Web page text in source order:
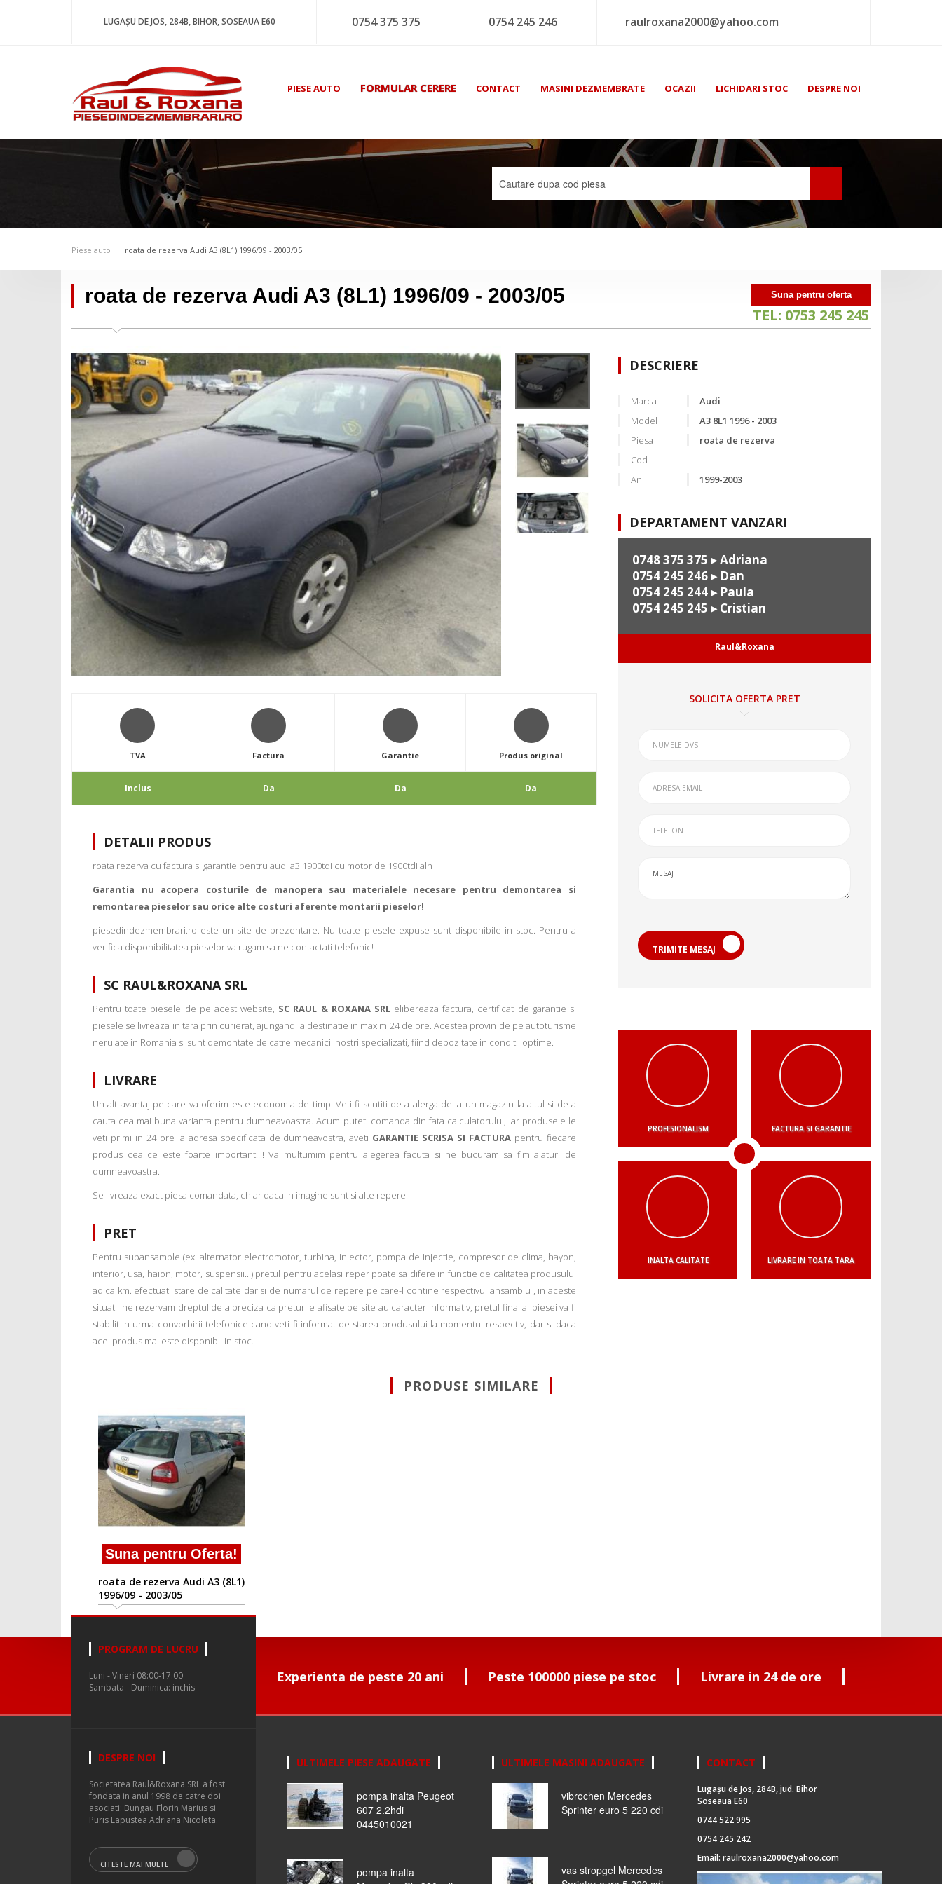
LUGAȘU DE JOS, 284B, BIHOR, SOSEAUA E60 0754 375 375 0754 245 246 raulroxana2000@yahoo.com
PIESE AUTO FORMULAR CERERE CONTACT MASINI DEZMEMBRATE OCAZII LICHIDARI STOC DESPRE NOI
Piese auto roata de rezerva Audi A3 (8L1) 1996/09 - 2003/05
roata de rezerva Audi A3 (8L1) 1996/09 - 2003/05 Suna pentru oferta
TEL: 0753 245 245
TVA
Inclus
Factura
Da
Garantie
Da
Produs original
Da
DETALII PRODUS
roata rezerva cu factura si garantie pentru audi a3 1900tdi cu motor de 1900tdi alh
Garantia nu acopera costurile de manopera sau materialele necesare pentru demontarea si
remontarea pieselor sau orice alte costuri aferente montarii pieselor!
piesedindezmembrari.ro este un site de prezentare. Nu toate piesele expuse sunt disponibile in stoc. Pentru a
verifica disponibilitatea pieselor va rugam sa ne contactati telefonic!
SC RAUL&ROXANA SRL
Pentru toate piesele de pe acest website, SC RAUL & ROXANA SRLelibereaza factura, certificat de garantie si
piesele se livreaza in tara prin curierat, ajungand la destinatie in maxim 24 de ore. Acestea provin de pe autoturisme
nerulate in Romania si sunt demontate de catre mecanicii nostri specializati, fiind depozitate in conditii optime.
LIVRARE
Un alt avantaj pe care va oferim este economia de timp. Veti fi scutiti de a alerga de la un magazin la altul si de a
cauta cea mai buna varianta pentru dumneavoastra. Acum puteti comanda din fata calculatorului, iar produsele le
veti primi in 24 ore la adresa specificata de dumneavostra, aveti GARANTIE SCRISA SI FACTURA pentru fiecare
produs cea ce este foarte important!!!! Va multumim pentru alegerea facuta si ne bucuram sa fim alaturi de
dumneavoastra.
Se livreaza exact piesa comandata, chiar daca in imagine sunt si alte repere.
PRET
Pentru subansamble (ex: alternator electromotor, turbina, injector, pompa de injectie, compresor de clima, hayon,
interior, usa, haion, motor, suspensii...) pretul pentru acelasi reper poate sa difere in functie de calitatea produsului
adica km. efectuati stare de calitate dar si de numarul de repere pe care-l contine respectivul ansamblu , in aceste
situatii ne rezervam dreptul de a preciza ca preturile afisate pe site au caracter informativ, pretul final al piesei va fi
stabilit in urma convorbirii telefonice cand veti fi informat de starea produsului la momentul respectiv, dar si daca
acel produs mai este disponibil in stoc.
DESCRIERE
Marca
Audi
Model
A3 8L1 1996 - 2003
Piesa
roata de rezerva
Cod
An
1999-2003
DEPARTAMENT VANZARI
0748 375 375 ▸ Adriana
0754 245 246▸ Dan
0754 245 244▸ Paula
0754 245 245 ▸ Cristian
Raul&Roxana
SOLICITA OFERTA PRET
TRIMITE MESAJ
PROFESIONALISM FACTURA SI GARANTIE
INALTA CALITATE LIVRARE IN TOATA TARA
PRODUSE SIMILARE
Suna pentru Oferta!
roata de rezerva Audi A3 (8L1)
1996/09 - 2003/05
Experienta de peste 20 ani Peste 100000 piese pe stoc Livrare in 24 de ore
PROGRAM DE LUCRU
Luni - Vineri 08:00-17:00
Sambata - Duminica: inchis
DESPRE NOI
Societatea Raul&Roxana SRL a fost
fondata in anul 1998 de catre doi
asociati: Bungau Florin Marius si
Puris Lapustea Adriana Nicoleta.
CITESTE MAI MULTE
ULTIMELE PIESE ADAUGATE
pompa inalta Peugeot
607 2.2hdi
0445010021
pompa inalta
ULTIMELE MASINI ADAUGATE
vibrochen Mercedes
Sprinter euro 5 220 cdi
vas stropgel Mercedes
CONTACT
Lugașu de Jos, 284B, jud. Bihor
Soseaua E60
0744 522 995
0754 245 242
Email: raulroxana2000@yahoo.com